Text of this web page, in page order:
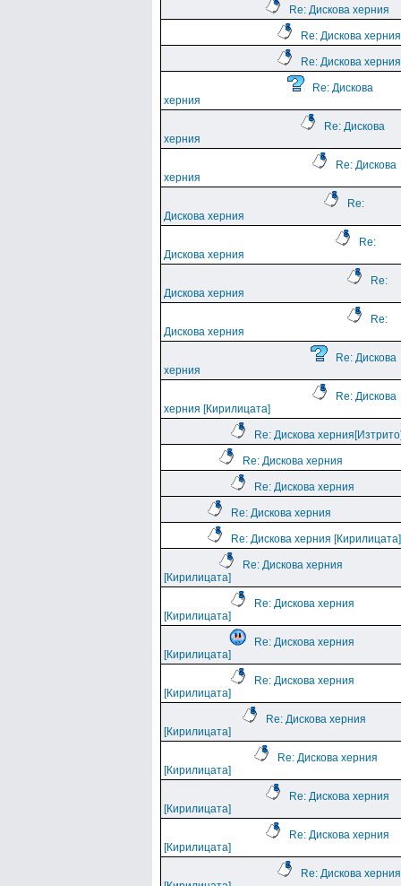
Re: Дискова херния
Re: Дискова херния
Re: Дискова херния
Re: Дискова
херния
Re: Дискова
херния
Re: Дискова
херния
Re:
Дискова херния
Re:
Дискова херния
Re:
Дискова херния
Re:
Дискова херния
Re: Дискова
херния
Re: Дискова
херния [Кирилицата]
Re: Дискова
Re: Дискова херния
Re: Дискова херния
Re: Дискова херния
Re: Дискова херния [Кирилицата]
Re: Дискова херния
[Кирилицата]
Re: Дискова херния
[Кирилицата]
Re: Дискова херния
[Кирилицата]
Re: Дискова херния
[Кирилицата]
Re: Дискова херния
[Кирилицата]
Re: Дискова херния
[Кирилицата]
Re: Дискова херния
[Кирилицата]
Re: Дискова херния
[Кирилицата]
Re: Дискова херния